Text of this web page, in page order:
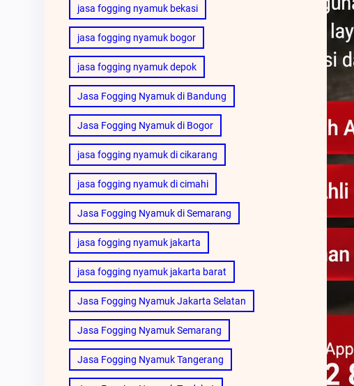
jasa fogging nyamuk bekasi
jasa fogging nyamuk bogor
jasa fogging nyamuk depok
Jasa Fogging Nyamuk di Bandung
Jasa Fogging Nyamuk di Bogor
jasa fogging nyamuk di cikarang
jasa fogging nyamuk di cimahi
Jasa Fogging Nyamuk di Semarang
jasa fogging nyamuk jakarta
jasa fogging nyamuk jakarta barat
Jasa Fogging Nyamuk Jakarta Selatan
Jasa Fogging Nyamuk Semarang
Jasa Fogging Nyamuk Tangerang